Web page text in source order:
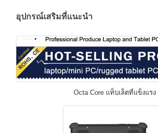
อุปกรณ์เสริมที่แนะนํา
Octa Core แท็บเล็ตที่แข็งแรง